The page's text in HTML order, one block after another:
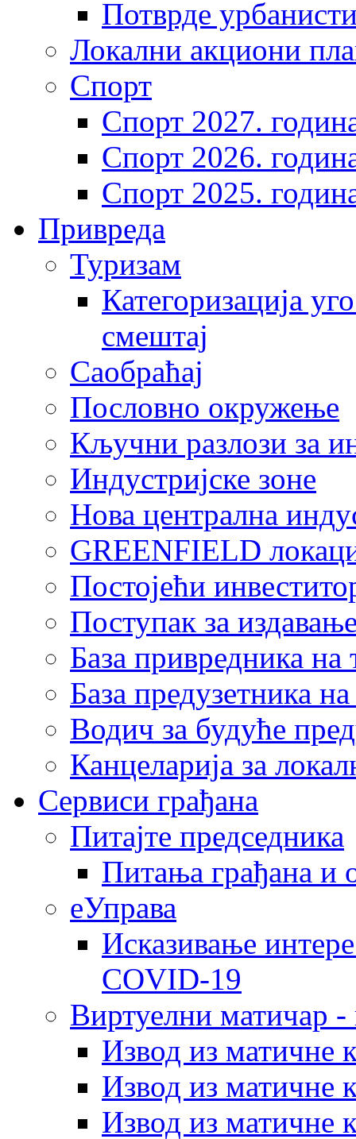
Потврде
Локални акциони
Спорт
Спорт 2027.
Спорт 2026.
Спорт 2025.
Привреда
Туризам
Категоризација
смештај
Саобраћај
Пословно окружење
Кључни разлози за
Индустријске зоне
Нова централна
GREENFIELD
Постојећи
Поступак за
База привредника
База предузетника
Водич за будуће
Канцеларија за
Сервиси грађана
Питајте председника
Питања грађана и
еУправа
Исказивање
COVID-19
Виртуелни матичар -
Извод из матичне
Извод из матичне
Извод из матичне